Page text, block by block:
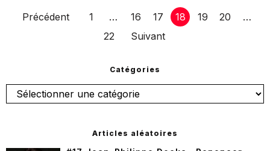
Précédent 1 … 16 17 18 19 20
…
22
Suivant
Catégories
Articles aléatoires